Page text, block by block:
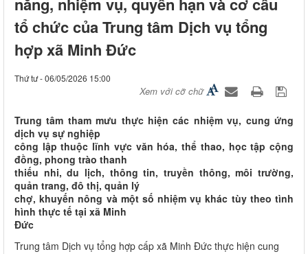
tổ chức của Trung tâm Dịch vụ tổng
hợp xã Minh Đức
Thứ tư - 06/05/2026 15:00
Xem với cỡ chữ
Trung tâm tham mưu thực hiện các nhiệm vụ, cung ứng
dịch vụ sự nghiệp
công lập thuộc lĩnh vực văn hóa, thể thao, học tập cộng
đồng, phong trào thanh
thiếu nhi, du lịch, thông tin, truyền thông, môi trường,
quản trang, đô thị, quản lý
chợ, khuyến nông và một số nhiệm vụ khác tùy theo tình
hình thực tế tại xã Minh
Đức
Trung tâm Dịch vụ tổng hợp cấp xã Minh Đức thực hiện cung